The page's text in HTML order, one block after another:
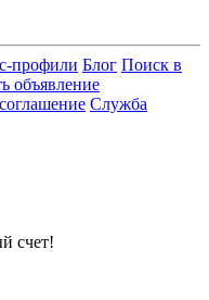
профили Блог Поиск в
объявление
Служба
счет!